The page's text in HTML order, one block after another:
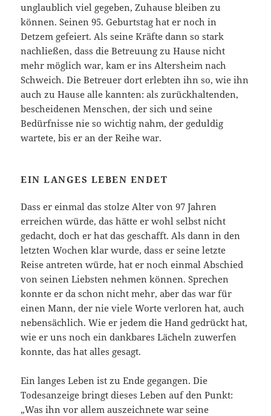
unglaublich viel gegeben, Zuhause bleiben zu
können. Seinen 95. Geburtstag hat er noch in
Detzem gefeiert. Als seine Kräfte dann so stark
nachließen, dass die Betreuung zu Hause nicht
mehr möglich war, kam er ins Altersheim nach
Schweich. Die Betreuer dort erlebten ihn so, wie ihn
auch zu Hause alle kannten: als zurückhaltenden,
bescheidenen Menschen, der sich und seine
Bedürfnisse nie so wichtig nahm, der geduldig
wartete, bis er an der Reihe war.
EIN LANGES LEBEN ENDET
Dass er einmal das stolze Alter von 97 Jahren
erreichen würde, das hätte er wohl selbst nicht
gedacht, doch er hat das geschafft. Als dann in den
letzten Wochen klar wurde, dass er seine letzte
Reise antreten würde, hat er noch einmal Abschied
von seinen Liebsten nehmen können. Sprechen
konnte er da schon nicht mehr, aber das war für
einen Mann, der nie viele Worte verloren hat, auch
nebensächlich. Wie er jedem die Hand gedrückt hat,
wie er uns noch ein dankbares Lächeln zuwerfen
konnte, das hat alles gesagt.
Ein langes Leben ist zu Ende gegangen. Die
Todesanzeige bringt dieses Leben auf den Punkt:
„Was ihn vor allem auszeichnete war seine